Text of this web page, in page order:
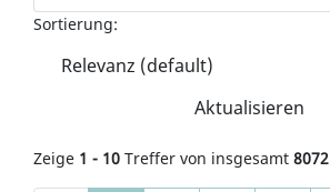
Sortierung:
Aktualisieren
Zeige 1 - 10 Treffer von insgesamt 8072